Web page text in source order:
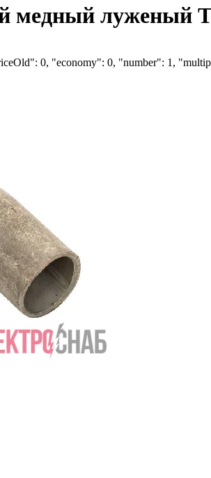
медный луженый
0, "economy": 0, "number": 1,